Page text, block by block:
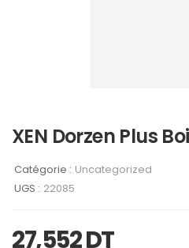
XEN Dorzen Plus
Catégorie : Uncategorized
UGS : 22085
27,552DT